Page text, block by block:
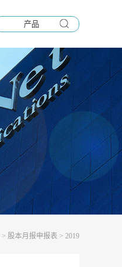
> 股本月报申报表 > 2019